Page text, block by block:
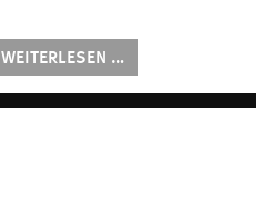
WEITERLESEN …KULTURRAT
GESCHÄFTSSTELLE